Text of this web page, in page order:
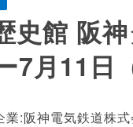
史館 阪
7月11日
業:阪神電気鉄道株式